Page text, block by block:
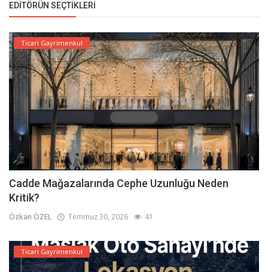
EDITÖRÜN SEÇTIKLERI
Ticari Gayrimenkul
Cadde Mağazalarında Cephe Uzunluğu Neden
Kritik?
Özkan ÖZEL Temmuz 30, 2026 41
Ticari Gayrimenkul